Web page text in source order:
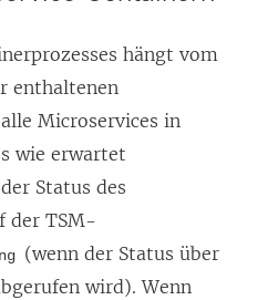
hängt vom
enthaltenen
Microservices in
wie erwartet
Status des
der TSM-
(wenn der Status über
wird). Wenn